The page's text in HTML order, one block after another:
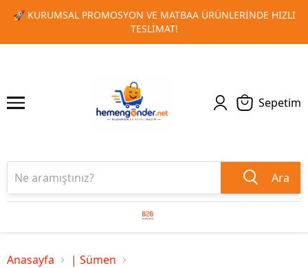
HIZLI
🎁 TOPLU SIPARIŞLERINIZDE ÖZEL
1 2
Sepetim
Ara
Anasayfa
| Sümen